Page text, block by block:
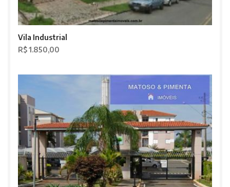
Vila Industrial
R$ 1.850,00